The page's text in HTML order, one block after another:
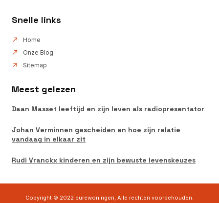
Snelle links
Home
Onze Blog
Sitemap
Meest gelezen
Daan Masset leeftijd en zijn leven als radiopresentator
Johan Verminnen gescheiden en hoe zijn relatie
vandaag in elkaar zit
Rudi Vranckx kinderen en zijn bewuste levenskeuzes
Copyright © 2022 purewoningen, Alle rechten voorbehouden.